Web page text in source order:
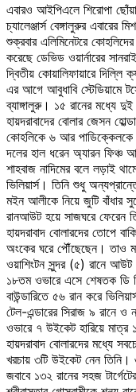
এবারও আইপিএলে শিরোপা
চ্যালেঞ্জার্স বেঙ্গালুরুর এবারের
শুক্রবার এলিমিনেটরে কোহলিদের
করেছে ডেভিড ওয়ার্নারের
দ্বিতীয় কোয়ালিফায়ারে দিল্লি
এর আগে আবুধাবি স্টেডিয়ামে
ব্যাঙ্গালুরু। ১৫ রানের মধ্যে
হায়দরাবাদের বোলার জেসন
কোহলিকে ৬ আর পাডিক্কেলকে
দলের হাল ধরেন অ্যারন ফিঞ্চ
শাহবাজ নাদিমের বলে লড়াই
ভিলিয়ার্স। তিনি শুধু
মইন আলীকে নিয়ে জুটি বাঁধার
রানআউট হয়ে সাজঘরে ফেরেন
হায়দরাবাদ বোলারদের তোপে
অংকের ঘরে পৌঁছেছেন। তাও
ওয়াশিংটন সুন্দর (৫) রানে
১৮তম ওভারে এসে শেষতক ডি
বাউন্ডারিতে ৫৬ রান করে
টেল-এন্ডারের সিরাজ ৯ রানে ও
ওভারে ৭ উইকেট হারিয়ে মাত্র
হায়দরাবাদ বোলারদের মধ্যে
খরচায় ৩টি উইকেট নেন তিনি।
জবাবে ১৩২ রানের সহজ